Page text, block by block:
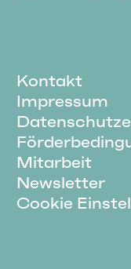
Kontakt
Impressum
Mitarbeit
Newsletter
Cookie